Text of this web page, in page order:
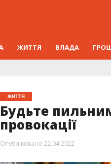
ЖИТТЯ ВЛАДА
ЖИТТЯ
Будьте
провокації
Опубліковано 22.04.2022